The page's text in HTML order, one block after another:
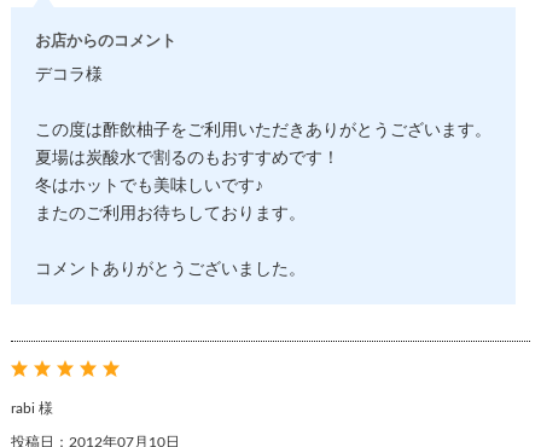
お店からのコメント
デコラ様
この度は酢飲柚子をご利用いただきありがとうございます。
夏場は炭酸水で割るのもおすすめです！
冬はホットでも美味しいです♪
またのご利用お待ちしております。
コメントありがとうございました。
rabi 様
投稿日：2012年07月10日